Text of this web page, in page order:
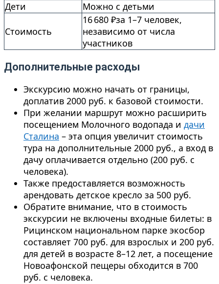
Дети
Можно с детьми
Стоимость
16 680 ₽за 1–7 человек,
независимо от числа
участников
Дополнительные расходы
Экскурсию можно начать от границы,
доплатив 2000 руб. к базовой стоимости.
При желании маршрут можно расширить
посещением Молочного водопада и дачи
Сталина – эта опция увеличит стоимость
тура на дополнительные 2000 руб., а вход в
дачу оплачивается отдельно (200 руб. с
человека).
Также предоставляется возможность
арендовать детское кресло за 500 руб.
Обратите внимание, что в стоимость
экскурсии не включены входные билеты: в
Рицинском национальном парке экосбор
составляет 700 руб. для взрослых и 200 руб.
для детей в возрасте 8–12 лет, а посещение
Новоафонской пещеры обходится в 700
руб. с человека.